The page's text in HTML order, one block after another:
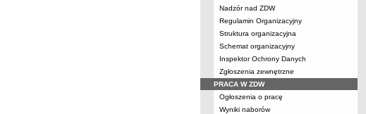
Nadzór nad ZDW
Regulamin Organizacyjny
Struktura organizacyjna
Schemat organizacyjny
Inspektor Ochrony Danych
Zgłoszenia zewnętrzne
PRACA W ZDW
Ogłoszenia o pracę
Wyniki naborów